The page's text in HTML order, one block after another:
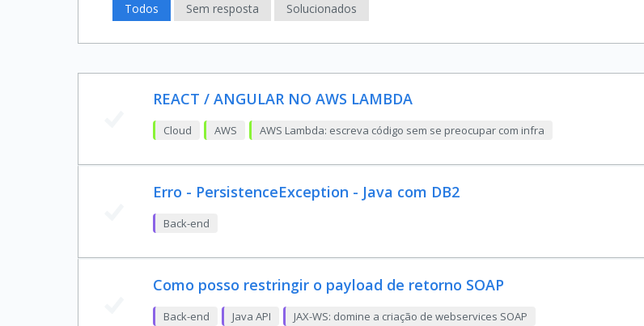
Todos Sem resposta Solucionados
REACT / ANGULAR NO AWS LAMBDA
Cloud AWS AWS Lambda: escreva código sem se preocupar com infra
Erro - PersistenceException - Java com DB2
Back-end
Como posso restringir o payload de retorno SOAP
Back-end Java API JAX-WS: domine a criação de webservices SOAP